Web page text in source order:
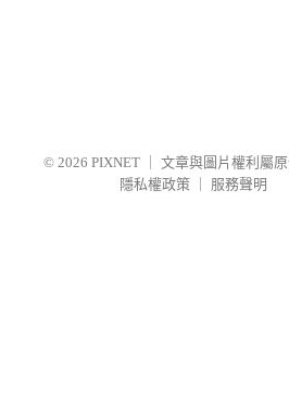
© 2026 PIXNET
文章與圖片權利屬
隱私權政策
服務聲明